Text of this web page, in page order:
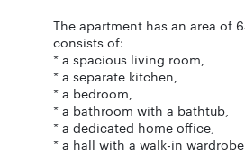
The apartment has an area of
consists of:
* a spacious living room,
* a separate kitchen,
* a bedroom,
* a bathroom with a bathtub,
* a dedicated home office,
* a hall with a walk-in